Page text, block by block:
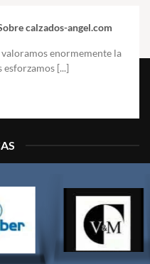
calzados-angel.com
enormemente la
[...]